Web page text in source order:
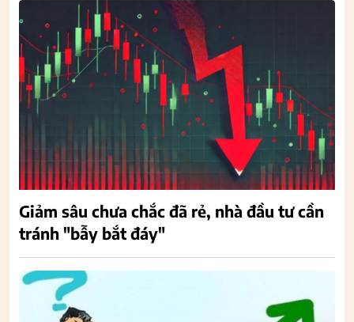
Giảm sâu chưa chắc đã rẻ, nhà đầu tư cần
tránh "bẫy bắt đáy"